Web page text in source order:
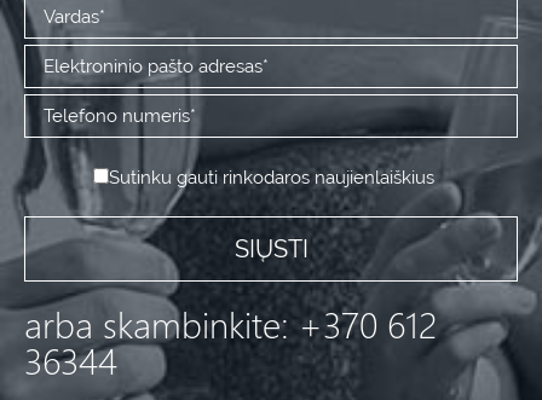
Sutinku gauti rinkodaros naujienlaiškius
arba skambinkite: +370 612
36344